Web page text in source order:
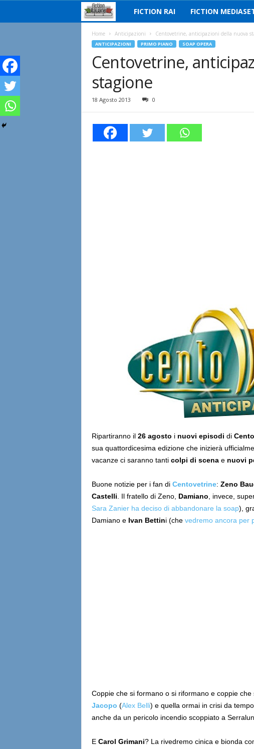
i
i
n
FICTION RAI FICTION
Home Anticipazioni Centovetrine, anticipazioni della nuova
ANTICIPAZIONI PRIMO PIANO SOAP OPERA
Centovetrine,
stagione
18 Agosto 2013 0
Ripartiranno il 26 agosto i nuovi episodi di
sua quattordicesima edizione che inizierà
vacanze ci saranno tanti colpi di scenae nuovi
Buone notizie per i fan di Centovetrine: Zeno
Castelli . Il fratello di Zeno, Damiano , invece,
Sara Zanier ha deciso di abbandonare la soap),
Damiano e Ivan Bettini (che vedremo ancora per
Coppie che si formano o si riformano e coppie
Jacopo (Alex Belli) e quella ormai in crisi da
anche da un pericolo incendio scoppiato a
E Carol Grimani? La rivedremo cinica e bionda